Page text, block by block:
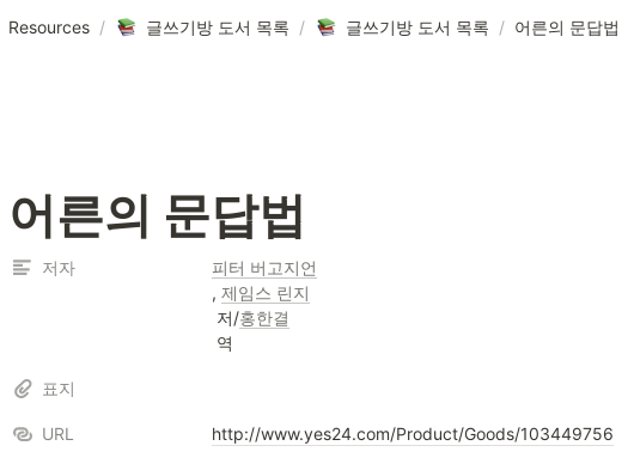
Resources / 글쓰기방 도서 목록 / 글쓰기방 도서 목록 / 어른의 문답법
어른의 문답법
저자
피터 버고지언
, 제임스 린지
저/홍한결
역
표지
URL http://www.yes24.com/Product/Goods/103449756